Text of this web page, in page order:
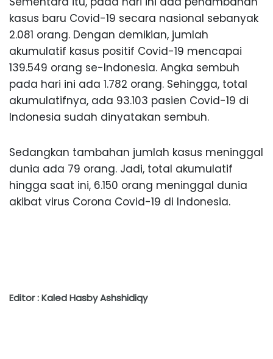
kasus baru Covid-19 secara nasional sebanyak
2.081 orang. Dengan demikian, jumlah
akumulatif kasus positif Covid-19 mencapai
139.549 orang se-Indonesia. Angka sembuh
pada hari ini ada 1.782 orang. Sehingga, total
akumulatifnya, ada 93.103 pasien Covid-19 di
Indonesia sudah dinyatakan sembuh.
Sedangkan tambahan jumlah kasus meninggal
dunia ada 79 orang. Jadi, total akumulatif
hingga saat ini, 6.150 orang meninggal dunia
akibat virus Corona Covid-19 di Indonesia.
Editor : Kaled Hasby Ashshidiqy